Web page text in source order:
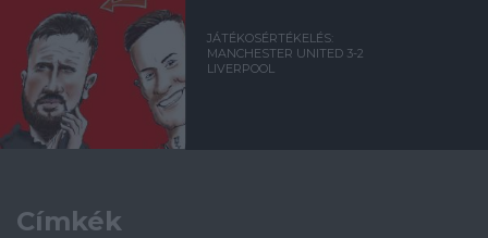
JÁTÉKOSÉRTÉKELÉS:
MANCHESTER UNITED 3-2
LIVERPOOL
Címkék